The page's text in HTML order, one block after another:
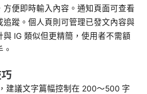
方便即時輸入內容。通知頁面可查看
追蹤。個人頁則可管理已發文內容與
與 IG 類似但更精簡，使用者不需額
建議文字篇幅控制在 200～500 字